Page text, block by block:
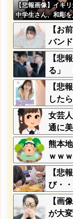
【悲報画像】イキ
中学生さん、和彫
終了へ←これw w
【お
バン
結果
して
【悲
る」
けど
って
レワ
【悲
した
様・
女芸
通に
ｗｗ
熊本
ｗｗ
【悲
び・
【画
が大